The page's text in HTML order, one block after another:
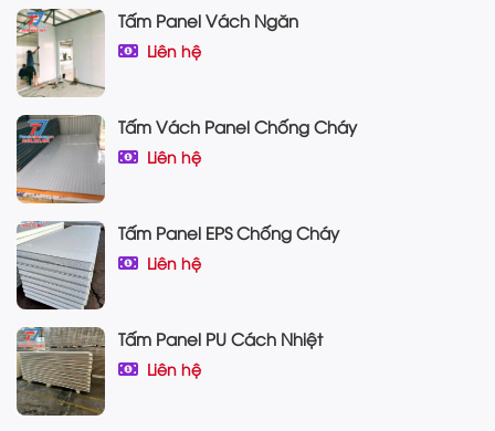
Tấm Panel Vách Ngăn
Liên hệ
Tấm Vách Panel Chống Cháy
Liên hệ
Tấm Panel EPS Chống Cháy
Liên hệ
Tấm Panel PU Cách Nhiệt
Liên hệ